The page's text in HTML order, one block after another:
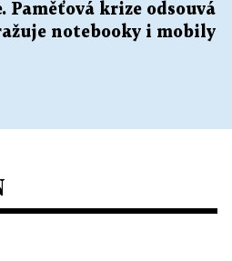
Paměťová krize odsouvá
notebooky i mobily